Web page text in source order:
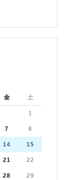
金 土
1
7 8
14 15
21 22
28 29